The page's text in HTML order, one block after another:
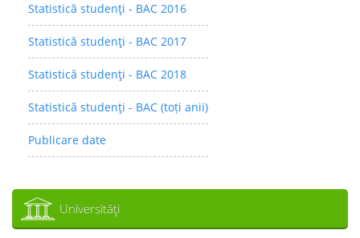
Statistică studenţi - BAC 2016
Statistică studenţi - BAC 2017
Statistică studenţi - BAC 2018
Statistică studenţi - BAC (toți anii)
Publicare date
Universităţi